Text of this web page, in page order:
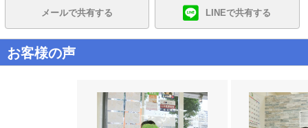
メールで共有する LINEで共有する
お客様の声